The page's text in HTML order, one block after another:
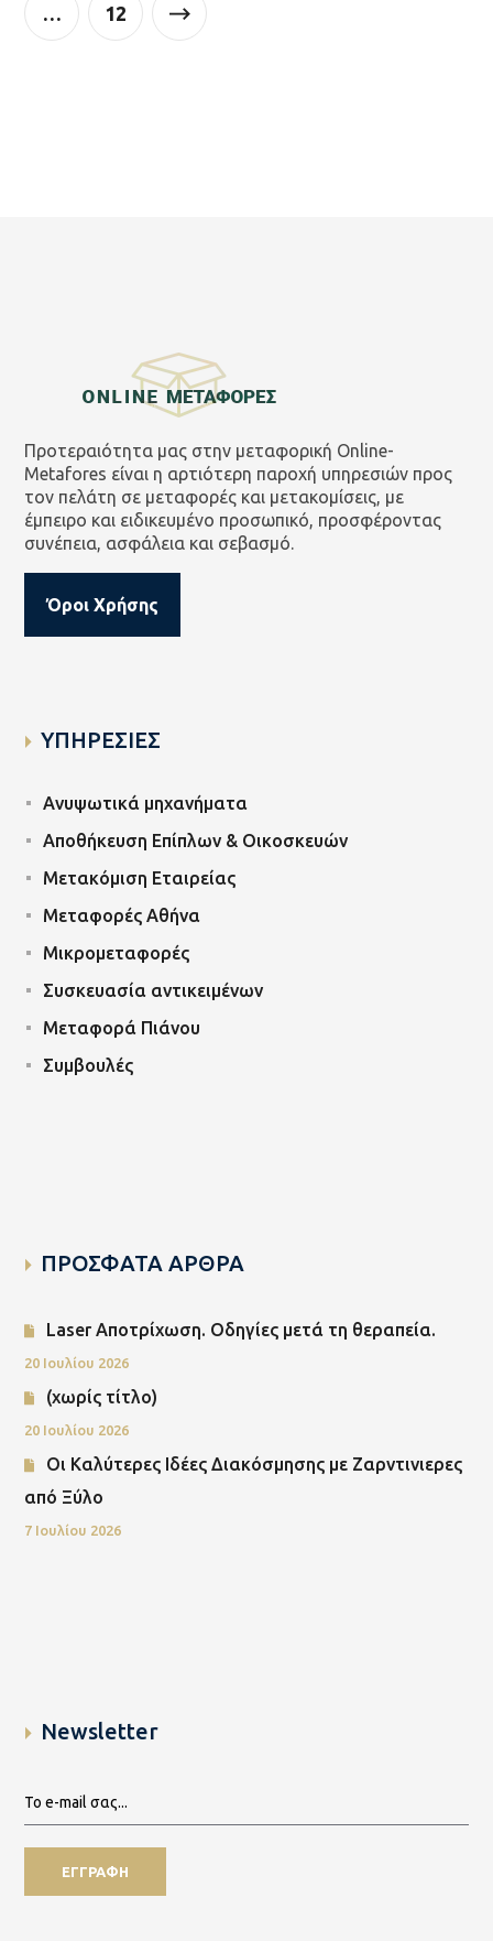
… 12
Προτεραιότητα μας στην μεταφορική Online-
Metafores είναι η αρτιότερη παροχή υπηρεσιών προς
τον πελάτη σε μεταφορές και μετακομίσεις, με
έμπειρο και ειδικευμένο προσωπικό, προσφέροντας
συνέπεια, ασφάλεια και σεβασμό.
Όροι Χρήσης
ΥΠΗΡΕΣΙΕΣ
Ανυψωτικά μηχανήματα
Αποθήκευση Επίπλων & Οικοσκευών
Μετακόμιση Εταιρείας
Μεταφορές Αθήνα
Μικρομεταφορές
Συσκευασία αντικειμένων
Μεταφορά Πιάνου
Συμβουλές
ΠΡΟΣΦΑΤΑ ΑΡΘΡΑ
Laser Αποτρίχωση. Οδηγίες μετά τη θεραπεία.
20 Ιουλίου 2026
(χωρίς τίτλο)
20 Ιουλίου 2026
Οι Καλύτερες Ιδέες Διακόσμησης με Ζαρντινιερες
από Ξύλο
7 Ιουλίου 2026
Newsletter